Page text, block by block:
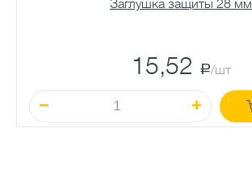
Заглушка защиты 28 мм
15,52 a/шт